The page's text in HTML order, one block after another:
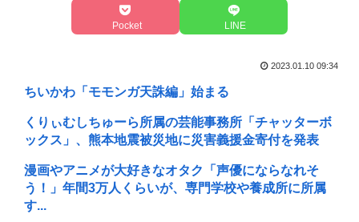
Pocket LINE
2023.01.10 09:34
ちいかわ「モモンガ天誅編」始まる
くりぃむしちゅーら所属の芸能事務所「チャッターボ
ックス」、熊本地震被災地に災害義援金寄付を発表
漫画やアニメが大好きなオタク「声優にならなれそ
う！」年間3万人くらいが、専門学校や養成所に所属
す...